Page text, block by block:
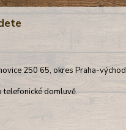
250 65, okres Praha-východ
telefonické domluvě.